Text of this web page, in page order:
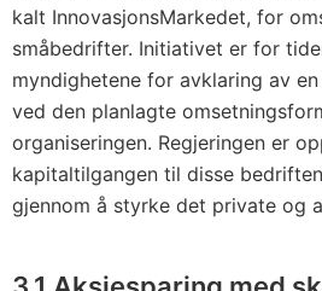
kalt InnovasjonsMarkedet, for
småbedrifter. Initiativet er for
myndighetene for avklaring av
ved den planlagte
organiseringen. Regjeringen er
kapitaltilgangen til disse
gjennom å styrke det private og